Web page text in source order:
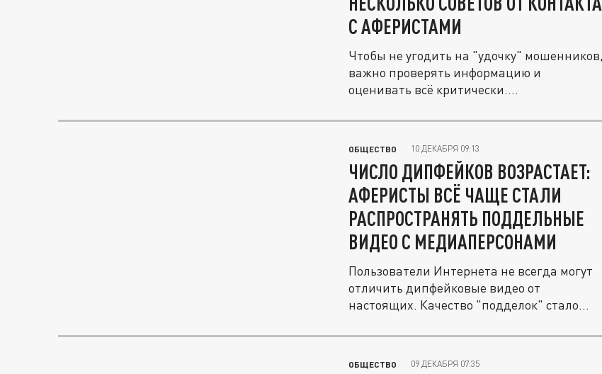
С АФЕРИСТАМИ
Чтобы не угодить на "удочку" мошенников,
важно проверять информацию и
оценивать всё критически.
ОБЩЕСТВО 10 ДЕКАБРЯ 09:13
ЧИСЛО ДИПФЕЙКОВ ВОЗРАСТАЕТ:
АФЕРИСТЫ ВСЁ ЧАЩЕ СТАЛИ
РАСПРОСТРАНЯТЬ ПОДДЕЛЬНЫЕ
ВИДЕО С МЕДИАПЕРСОНАМИ
Пользователи Интернета не всегда могут
отличить дипфейковые видео от
настоящих. Качество "подделок" стало...
ОБЩЕСТВО 09 ДЕКАБРЯ 07:35